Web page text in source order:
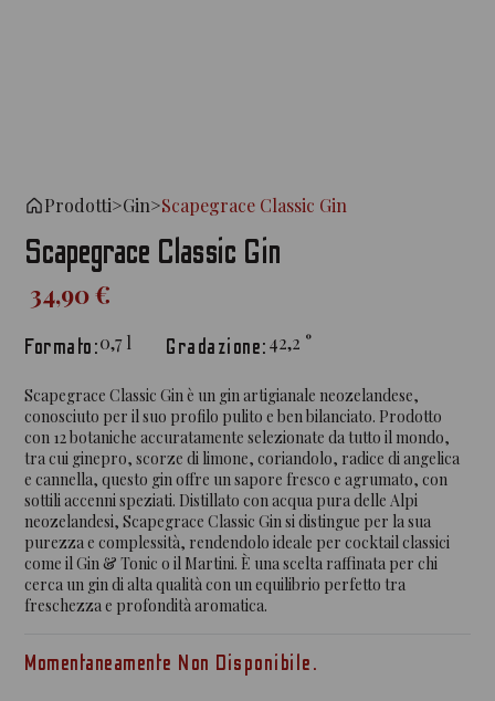
Prodotti>Gin>Scapegrace Classic Gin
Scapegrace Classic Gin
34,90 €
Formato:0,7 l Gradazione:42,2 °
Scapegrace Classic Gin è un gin artigianale neozelandese,
conosciuto per il suo profilo pulito e ben bilanciato. Prodotto
con 12 botaniche accuratamente selezionate da tutto il mondo,
tra cui ginepro, scorze di limone, coriandolo, radice di angelica
e cannella, questo gin offre un sapore fresco e agrumato, con
sottili accenni speziati. Distillato con acqua pura delle Alpi
neozelandesi, Scapegrace Classic Gin si distingue per la sua
purezza e complessità, rendendolo ideale per cocktail classici
come il Gin & Tonic o il Martini. È una scelta raffinata per chi
cerca un gin di alta qualità con un equilibrio perfetto tra
freschezza e profondità aromatica.
Momentaneamente Non Disponibile.